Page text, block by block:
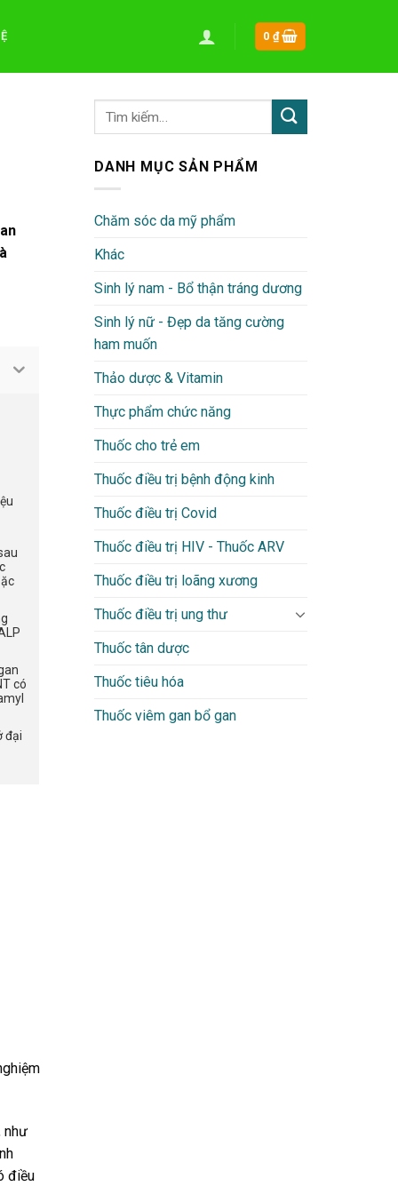
0 ₫
có
đại
như
điều
DANH MỤC SẢN PHẨM
Chăm sóc da mỹ phẩm
Khác
Sinh lý nam - Bổ thận tráng dương
Sinh lý nữ - Đẹp da tăng cường
ham muốn
Thảo dược & Vitamin
Thực phẩm chức năng
Thuốc cho trẻ em
Thuốc điều trị bệnh động kinh
Thuốc điều trị Covid
Thuốc điều trị HIV - Thuốc ARV
Thuốc điều trị loãng xương
Thuốc điều trị ung thư
Thuốc tân dược
Thuốc tiêu hóa
Thuốc viêm gan bổ gan